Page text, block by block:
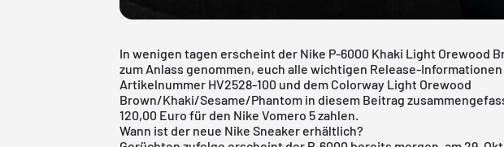
In wenigen tagen erscheint der Nike P-6000 Khaki Light Orewood
zum Anlass genommen, euch alle wichtigen Release-
Artikelnummer HV2528-100 und dem Colorway Light Orewood
Brown/Khaki/Sesame/Phantom in diesem Beitrag
120,00 Euro für den Nike Vomero 5 zahlen.
Wann ist der neue Nike Sneaker erhältlich?